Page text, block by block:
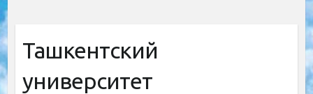
Ташкентский
университет